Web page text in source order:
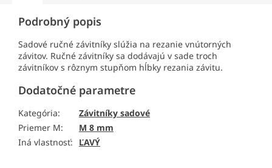
Podrobný popis
Sadové ručné závitníky slúžia na rezanie vnútorných
závitov. Ručné závitníky sa dodávajú v sade troch
závitníkov s rôznym stupňom hĺbky rezania závitu.
Dodatočné parametre
Kategória:
Závitníky sadové
Priemer M:
M 8 mm
Iná vlastnosť: ĽAVÝ